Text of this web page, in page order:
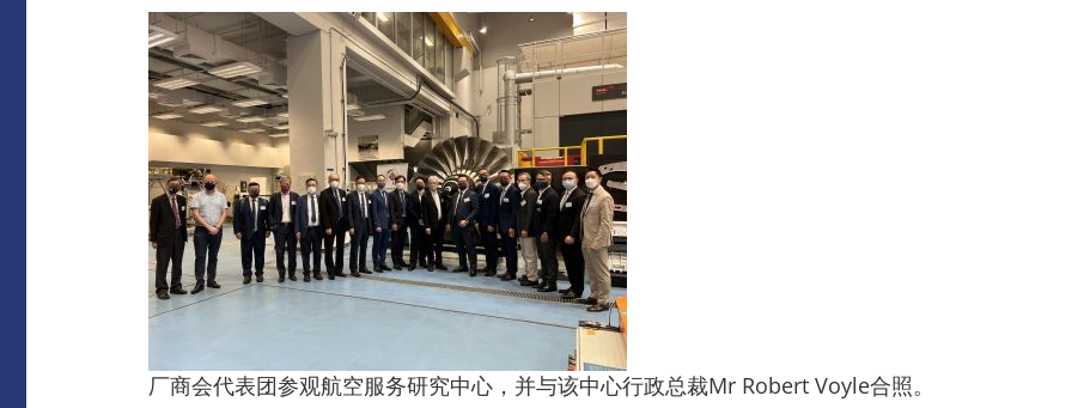
厂商会代表团参观航空服务研究中心，并与该中心行政总裁Mr Robert Voyle合照。